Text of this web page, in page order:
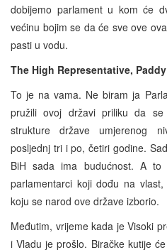
dobijemo parlament u kom će
većinu bojim se da će sve ove
pasti u vodu.
The High Representative,
To je na vama. Ne biram ja
pružili ovoj državi priliku da
strukture države umjerenog
posljednj tri i po, četiri godine.
BiH sada ima budućnost. A
parlamentarci koji dođu na
koju se narod ove države izborio.
Međutim, vrijeme kada je Visoki
i Vladu je prošlo. Biračke kutije